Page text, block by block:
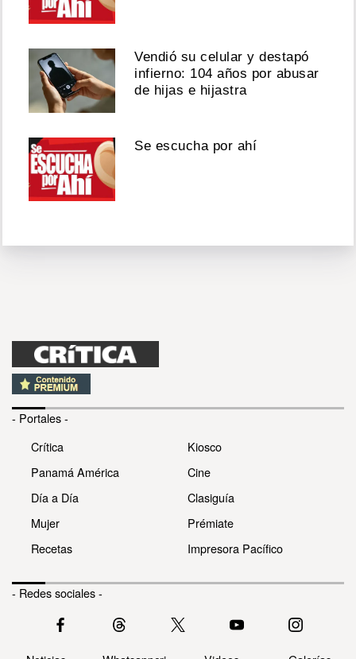
Vendió su celular y destapó
infierno: 104 años por abusar
de hijas e hijastra
Se escucha por ahí
- Portales -
Crítica
Panamá América
Día a Día
Mujer
Recetas
Kiosco
Cine
Clasiguía
Prémiate
Impresora Pacífico
- Redes sociales -